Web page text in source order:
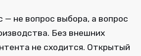
— не вопрос выбора, а вопрос
Без внешних
не сходится. Открытый